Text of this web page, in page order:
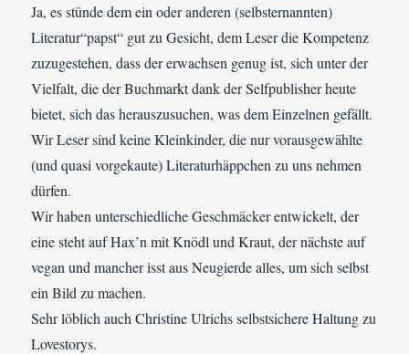
Ja, es stünde dem ein oder anderen (selbsternannten)
Literatur“papst“ gut zu Gesicht, dem Leser die Kompetenz
zuzugestehen, dass der erwachsen genug ist, sich unter der
Vielfalt, die der Buchmarkt dank der Selfpublisher heute
bietet, sich das herauszusuchen, was dem Einzelnen gefällt.
Wir Leser sind keine Kleinkinder, die nur vorausgewählte
(und quasi vorgekaute) Literaturhäppchen zu uns nehmen
dürfen.
Wir haben unterschiedliche Geschmäcker entwickelt, der
eine steht auf Hax’n mit Knödl und Kraut, der nächste auf
vegan und mancher isst aus Neugierde alles, um sich selbst
ein Bild zu machen.
Sehr löblich auch Christine Ulrichs selbstsichere Haltung zu
Lovestorys.